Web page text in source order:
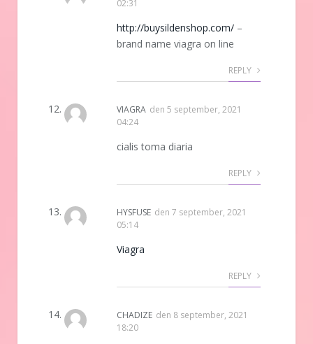
02:31
http://buysildenshop.com/ –
brand name viagra on line
REPLY
VIAGRA den 5 september, 2021
04:24
cialis toma diaria
REPLY
HYSFUSE den 7 september, 2021
05:14
Viagra
REPLY
CHADIZE den 8 september, 2021
18:20